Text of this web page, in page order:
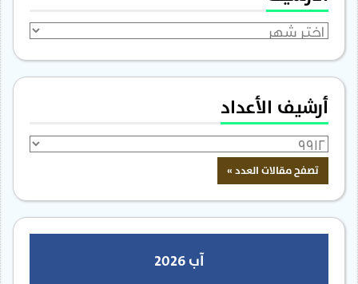
الأرشيف
أرشيف الأعداد
آب 2026